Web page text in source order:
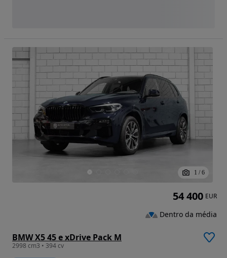
1 / 6
BMW X5 45 e xDrive Pack M
2998 cm3 • 394 cv
54 400 EUR
Dentro da média